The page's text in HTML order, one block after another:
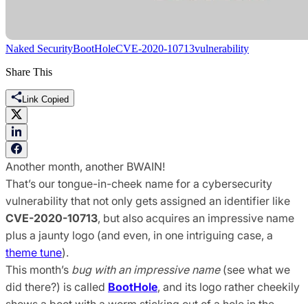
Naked SecurityBootHoleCVE-2020-10713vulnerability
Share This
Link Copied
Another month, another BWAIN!
That’s our tongue-in-cheek name for a cybersecurity
vulnerability that not only gets assigned an identifier like
CVE-2020-10713, but also acquires an impressive name
plus a jaunty logo (and even, in one intriguing case, a
theme tune).
This month’s bug with an impressive name(see what we
did there?) is called BootHole, and its logo rather cheekily